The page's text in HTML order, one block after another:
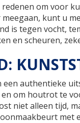
om voor
kunt u
is tegen vocht,
en scheuren,
authentieke
om houtrot te
niet alleen tijd,
met